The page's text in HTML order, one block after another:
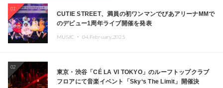
01
CUTIE STREET、満員の初ワンマンでぴあアリーナMMで
のデビュー1周年ライブ開催を発表
MUSIC ・ 04.February.2025
02
東京・渋谷「CÉ LA VI TOKYO」のルーフトップクラブ
フロアにて音楽イベント「Sky‘s The Limit」開催決